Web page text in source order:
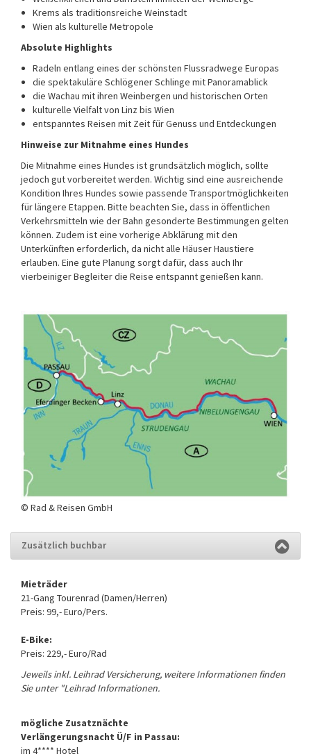
Krems als traditionsreiche Weinstadt
Wien als kulturelle Metropole
Absolute Highlights
Radeln entlang eines der schönsten Flussradwege Europas
die spektakuläre Schlögener Schlinge mit Panoramablick
die Wachau mit ihren Weinbergen und historischen Orten
kulturelle Vielfalt von Linz bis Wien
entspanntes Reisen mit Zeit für Genuss und Entdeckungen
Hinweise zur Mitnahme eines Hundes
Die Mitnahme eines Hundes ist grundsätzlich möglich, sollte
jedoch gut vorbereitet werden. Wichtig sind eine ausreichende
Kondition Ihres Hundes sowie passende Transportmöglichkeiten
für längere Etappen. Bitte beachten Sie, dass in öffentlichen
Verkehrsmitteln wie der Bahn gesonderte Bestimmungen gelten
können. Zudem ist eine vorherige Abklärung mit den
Unterkünften erforderlich, da nicht alle Häuser Haustiere
erlauben. Eine gute Planung sorgt dafür, dass auch Ihr
vierbeiniger Begleiter die Reise entspannt genießen kann.
© Rad & Reisen GmbH
Zusätzlich buchbar
Mieträder
21-Gang Tourenrad (Damen/Herren)
Preis: 99,- Euro/Pers.
E-Bike:
Preis: 229,- Euro/Rad
Jeweils inkl. Leihrad Versicherung, weitere Informationen finden
Sie unter "Leihrad Informationen.
mögliche Zusatznächte
Verlängerungsnacht Ü/F in Passau:
im 4**** Hotel